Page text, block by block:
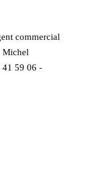
commercial
Michel
59 06 -